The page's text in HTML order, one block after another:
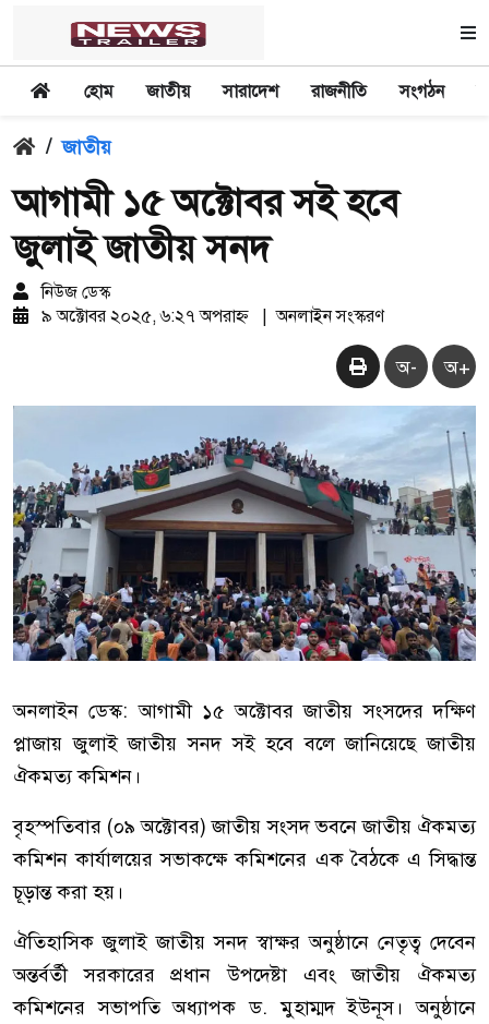
হোম জাতীয় সারাদেশ রাজনীতি সংগঠন
/ জাতীয়
আগামী ১৫ অক্টোবর সই হবে
জুলাই জাতীয় সনদ
নিউজ ডেস্ক
৯ অক্টোবর ২০২৫, ৬:২৭ অপরাহ্ন
অনলাইন সংস্করণ
অ- অ+
অনলাইন ডেস্ক: আগামী ১৫ অক্টোবর জাতীয় সংসদের দক্ষিণ
প্লাজায় জুলাই জাতীয় সনদ সই হবে বলে জানিয়েছে জাতীয়
ঐকমত্য কমিশন।
বৃহস্পতিবার (০৯ অক্টোবর) জাতীয় সংসদ ভবনে জাতীয় ঐকমত্য
কমিশন কার্যালয়ের সভাকক্ষে কমিশনের এক বৈঠকে এ সিদ্ধান্ত
চূড়ান্ত করা হয়।
ঐতিহাসিক জুলাই জাতীয় সনদ স্বাক্ষর অনুষ্ঠানে নেতৃত্ব দেবেন
অন্তর্বর্তী সরকারের প্রধান উপদেষ্টা এবং জাতীয় ঐকমত্য
কমিশনের সভাপতি অধ্যাপক ড. মুহাম্মদ ইউনূস। অনুষ্ঠানে